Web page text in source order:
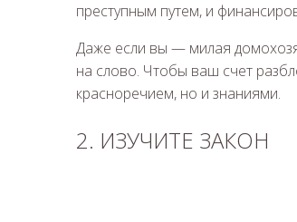
преступным путем, и
Даже если вы — милая
на слово. Чтобы ваш счет
красноречием, но и знаниями.
2. ИЗУЧИТЕ ЗАКОН